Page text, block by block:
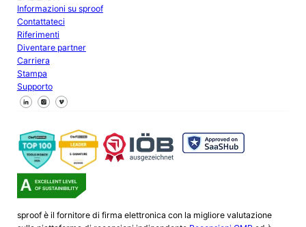
Informazioni su sproof
Contattateci
Riferimenti
Diventare partner
Carriera
Stampa
Supporto
Seguici su Facebook
Seguici su X
Seguici su LinkedIn
sproof è il fornitore di firma elettronica con la migliore valutazione